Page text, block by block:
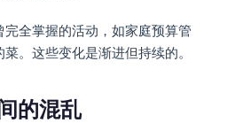
全掌握的活动，如家庭预算管
。这些变化是渐进但持续的。
的混乱